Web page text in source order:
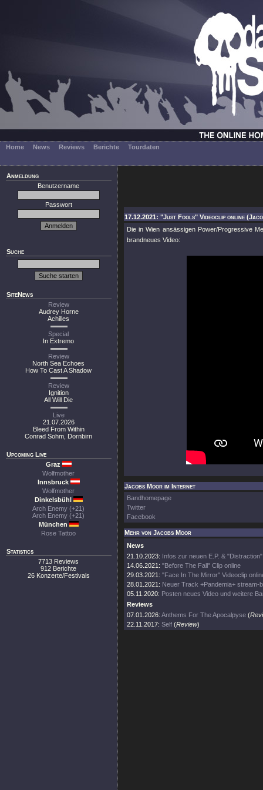
Home News Reviews Berichte Tourdaten
Anmeldung
Benutzername
Passwort
Suche
SiteNews
Review
Audrey Horne
Achilles
Special
In Extremo
Review
North Sea Echoes
How To Cast A Shadow
Review
Ignition
All Will Die
Live
21.07.2026
Bleed From Within
Conrad Sohm, Dornbirn
Upcoming Live
Graz
Wolfmother
Innsbruck
Wolfmother
Dinkelsbühl
Arch Enemy (+21)
Arch Enemy (+21)
München
Rose Tattoo
Statistics
7713 Reviews
912 Berichte
26 Konzerte/Festivals
17.12.2021: "Just Fools" Videoclip online
Die in Wien ansässigen Power/Progressive
brandneues Video:
Jacobs Moor im Internet
Bandhomepage
Twitter
Facebook
Mehr von Jacobs Moor
News
21.10.2023: Infos zur neuen E.P. &
14.06.2021: "Before The Fall" Clip online
29.03.2021: "Face In The Mirror" Videoclip
28.01.2021: Neuer Track +Pandemia+ stream-
05.11.2020: Posten neues Video und weitere
Reviews
07.01.2026: Anthems For The Apocalpyse (
22.11.2017: Self (Review)